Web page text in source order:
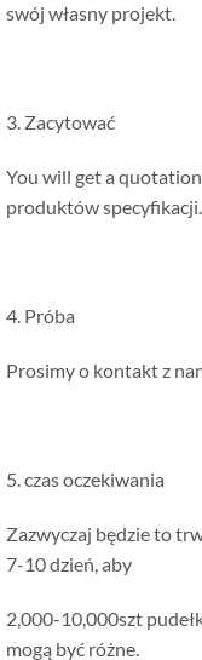
swój własny projekt.
3. Zacytować
You will get a
produktów specyfikacji.
4. Próba
Prosimy o kontakt z
5. czas oczekiwania
Zazwyczaj będzie to
7-10 dzień, aby
2,000-10,000szt
mogą być różne.